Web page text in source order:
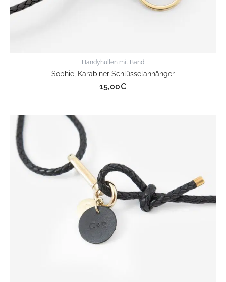
Handyhüllen mit Band
Sophie, Karabiner Schlüsselanhänger
15,00€